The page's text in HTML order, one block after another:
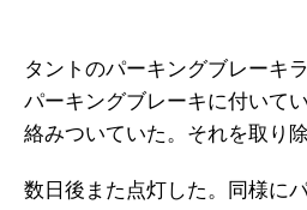
タントのパーキングブレーキ
パーキングブレーキに付いて
絡みついていた。それを取り
数日後また点灯した。同様に